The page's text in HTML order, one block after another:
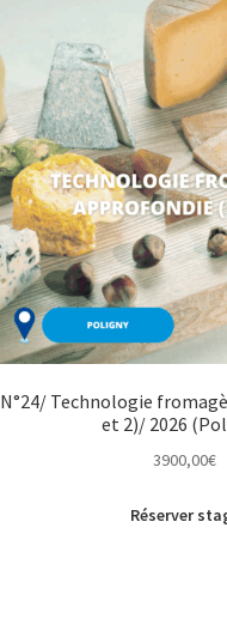
N°24/ Technologie
et 2)/ 2026
3900,00€
Réserver